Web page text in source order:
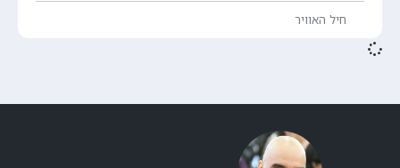
חיל האוויר